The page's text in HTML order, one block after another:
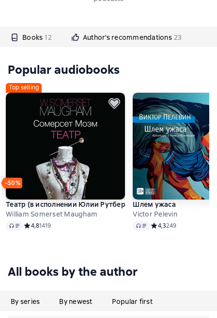
Books 12 Author's recommendations 23
Popular audiobooks
Top selling
−50%
Театр (в исполнении Юлии Рутберг)
William Somerset Maugham
Audio Средний рейтинг 4,8 на основе 1419 оценок
4,81419
Шлем ужаса
Victor Pelevin
Audio Средний рейтинг 4,3
4,3249
All books by the author
By series By newest Popular first